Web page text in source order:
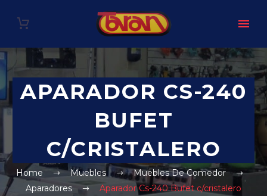
APARADOR CS-240
BUFET
C/CRISTALERO
Home Muebles
Muebles De Comedor
Aparadores
Aparador Cs-240 Bufet c/cristalero